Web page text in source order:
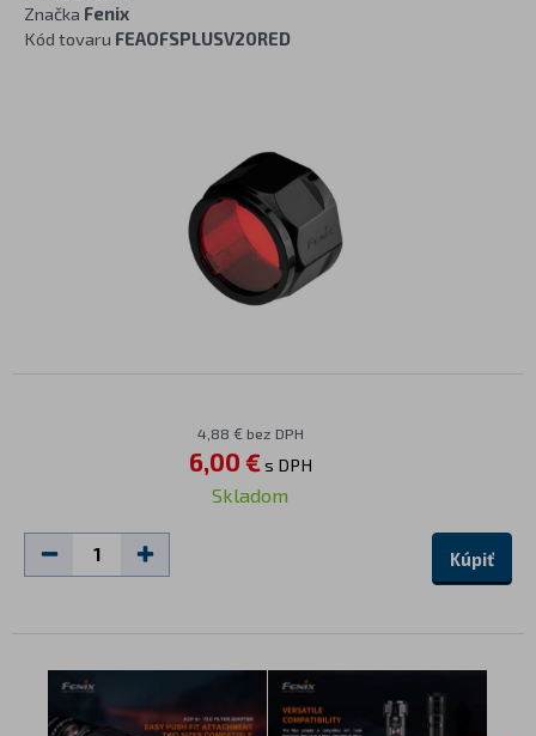
Značka Fenix
Kód tovaru FEAOFSPLUSV20RED
4,88 € bez DPH
6,00 €s DPH
Skladom
Kúpiť